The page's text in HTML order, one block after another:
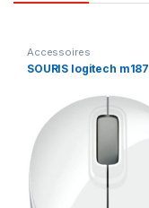
Accessoires
SOURIS logitech m187